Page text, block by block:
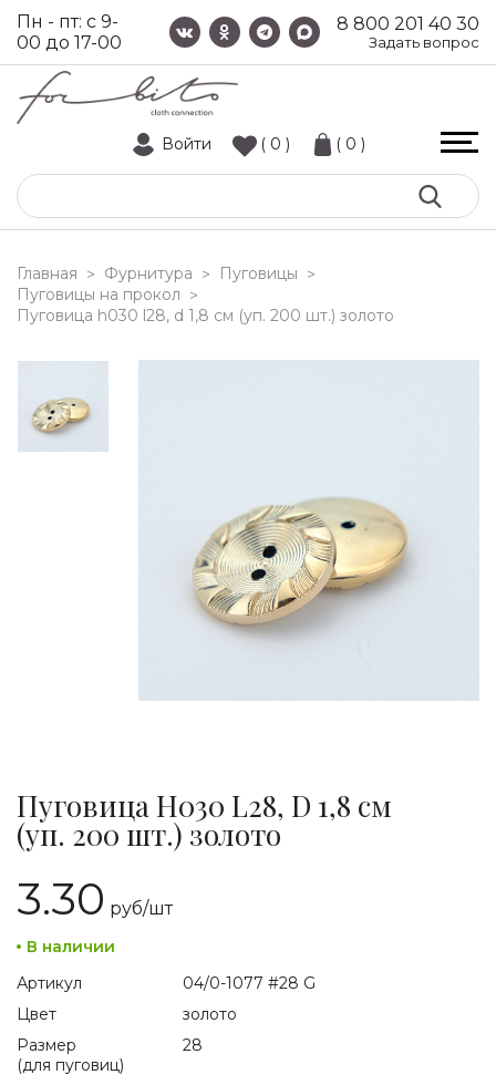
8 800 201 40 30
Задать вопрос
Пн - пт: с 9-
00 до 17-00
Войти ( 0 ) ( 0 )
Главная > Фурнитура > Пуговицы >
Пуговицы на прокол >
пуговица h030 l28, d 1,8 см (уп. 200 шт.) золото
Пуговица H030 L28, D 1,8 см
(уп. 200 шт.) золото
3.30 руб/шт
В наличии
Артикул
04/0-1077 #28 G
Цвет
золото
Размер
(для пуговиц)
28